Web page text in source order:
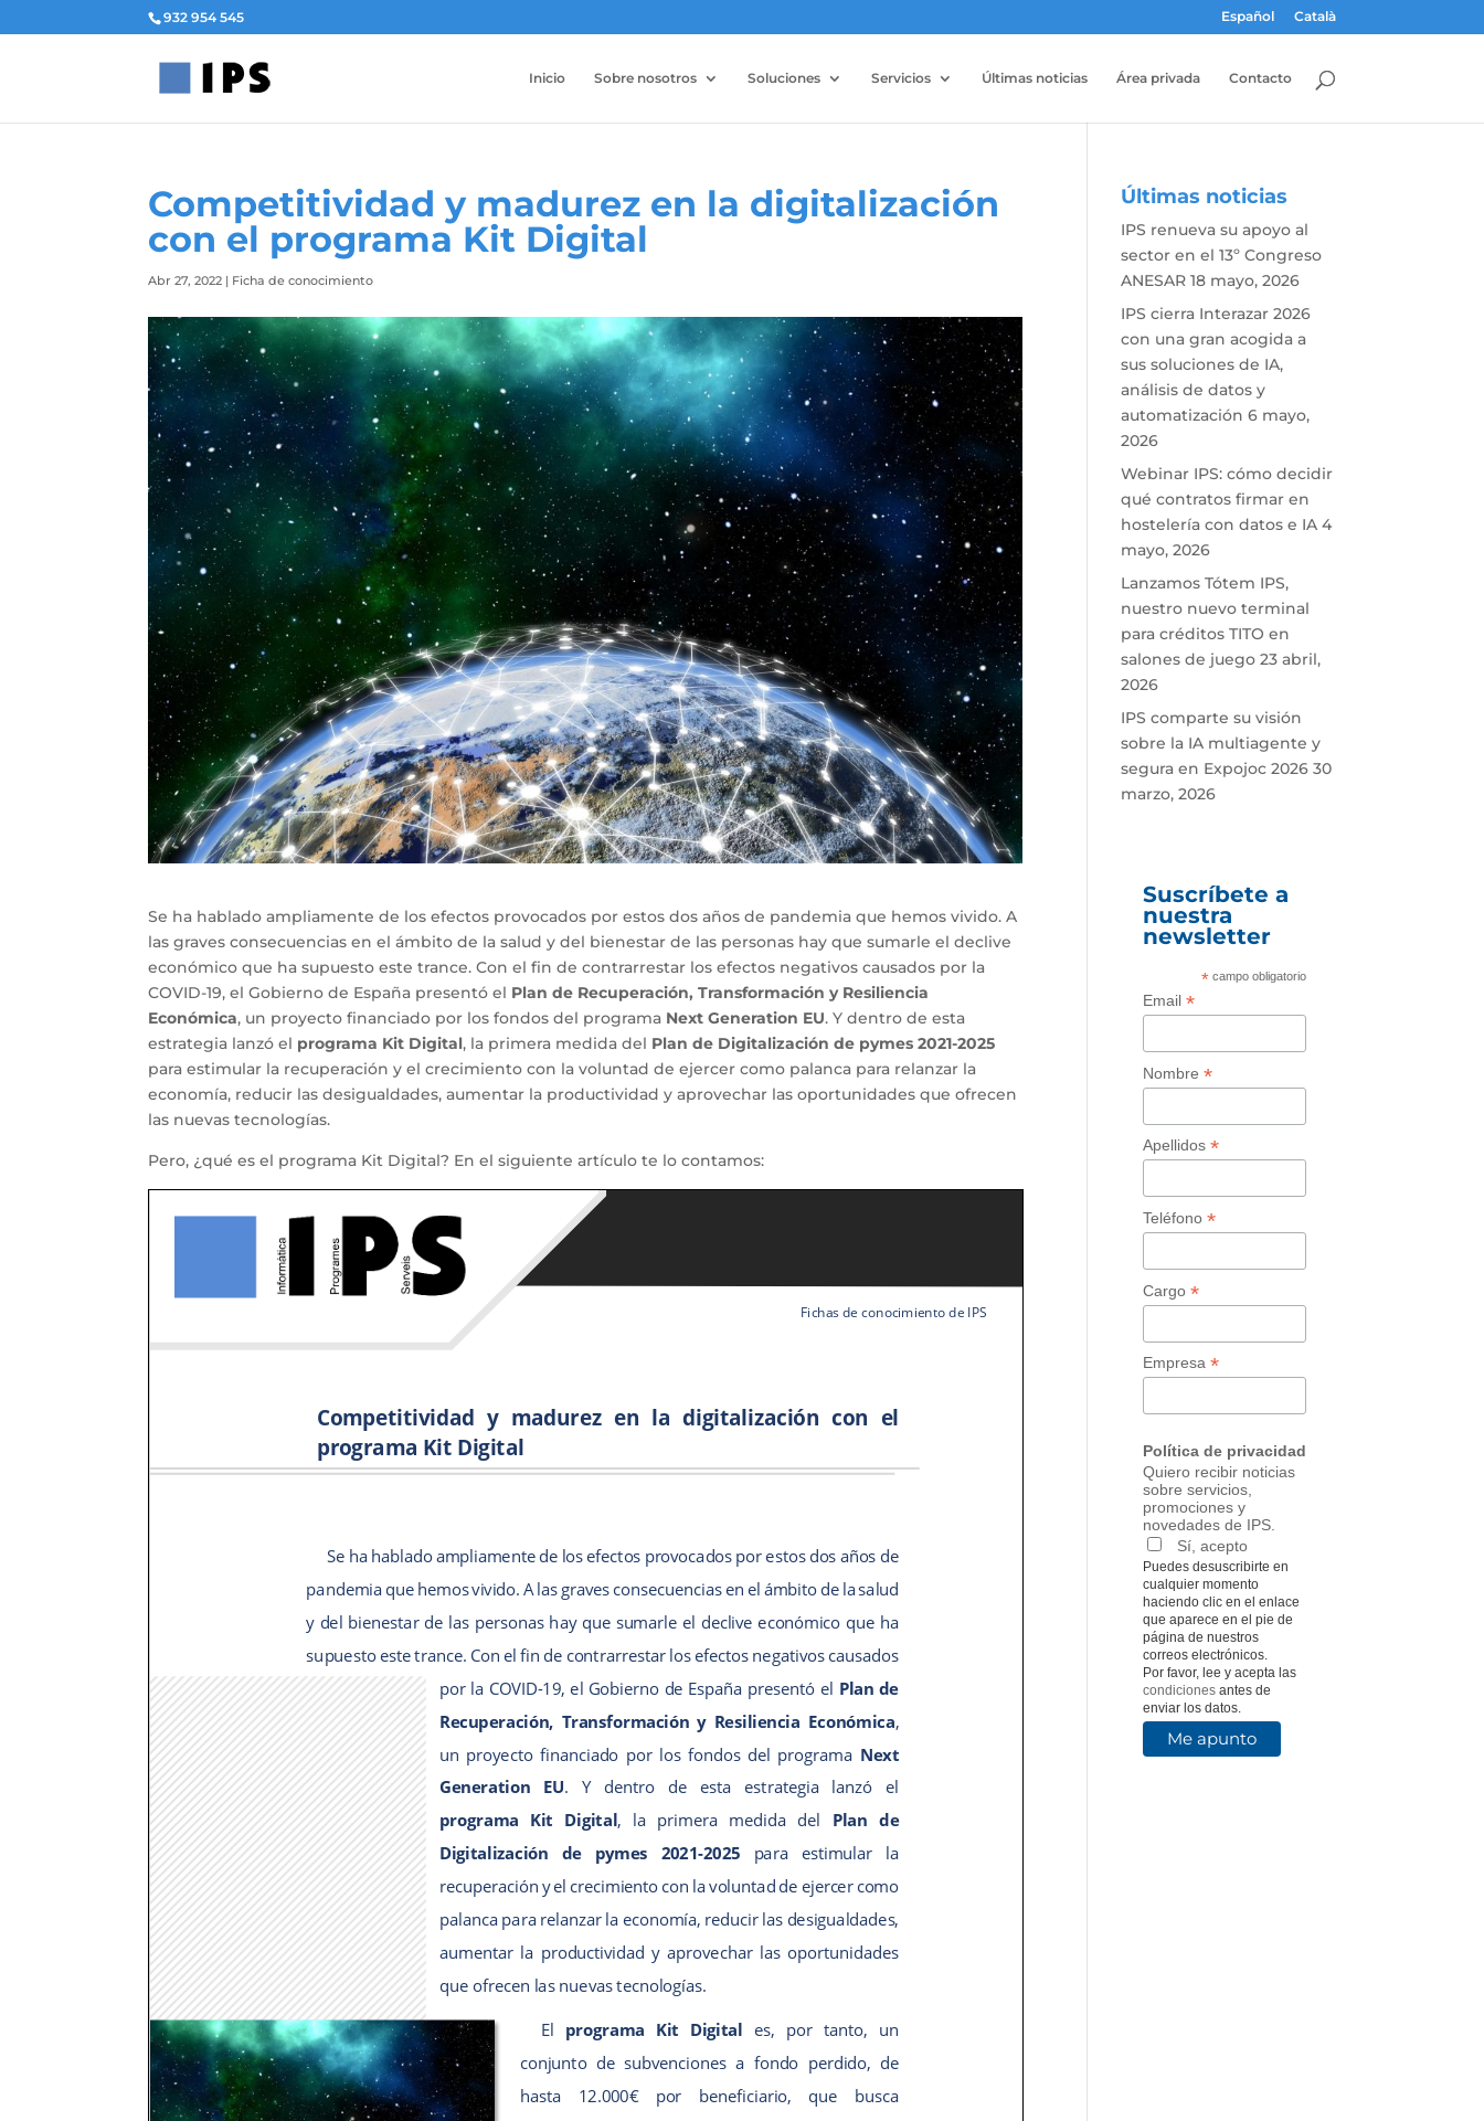
932 954 545 Español Català
Inicio Sobre nosotros Soluciones Servicios Últimas noticias Área privada Contacto
Competitividad y madurez en la digitalización
con el programa Kit Digital
Abr 27, 2022 | Ficha de conocimiento
Se ha hablado ampliamente de los efectos provocados por estos dos años de pandemia que hemos vivido. A
las graves consecuencias en el ámbito de la salud y del bienestar de las personas hay que sumarle el declive
económico que ha supuesto este trance. Con el fin de contrarrestar los efectos negativos causados por la
COVID-19, el Gobierno de España presentó el Plan de Recuperación, Transformación y Resiliencia
Económica, un proyecto financiado por los fondos del programa Next Generation EU. Y dentro de esta
estrategia lanzó el programa Kit Digital, la primera medida del Plan de Digitalización de pymes 2021-2025
para estimular la recuperación y el crecimiento con la voluntad de ejercer como palanca para relanzar la
economía, reducir las desigualdades, aumentar la productividad y aprovechar las oportunidades que ofrecen
las nuevas tecnologías.
Pero, ¿qué es el programa Kit Digital? En el siguiente artículo te lo contamos:
Últimas noticias
IPS renueva su apoyo al
sector en el 13º Congreso
ANESAR 18 mayo, 2026
IPS cierra Interazar 2026
con una gran acogida a
sus soluciones de IA,
análisis de datos y
automatización 6 mayo,
2026
Webinar IPS: cómo decidir
qué contratos firmar en
hostelería con datos e IA 4
mayo, 2026
Lanzamos Tótem IPS,
nuestro nuevo terminal
para créditos TITO en
salones de juego 23 abril,
2026
IPS comparte su visión
sobre la IA multiagente y
segura en Expojoc 2026 30
marzo, 2026
Suscríbete a
nuestra
newsletter
* campo obligatorio
Email*
Nombre*
Apellidos*
Teléfono*
Cargo*
Empresa*
Política de privacidad
Quiero recibir noticias
sobre servicios,
promociones y
novedades de IPS.
Sí, acepto
Puedes desuscribirte en
cualquier momento
haciendo clic en el enlace
que aparece en el pie de
página de nuestros
correos electrónicos.
Por favor, lee y acepta las
condiciones antes de
enviar los datos.